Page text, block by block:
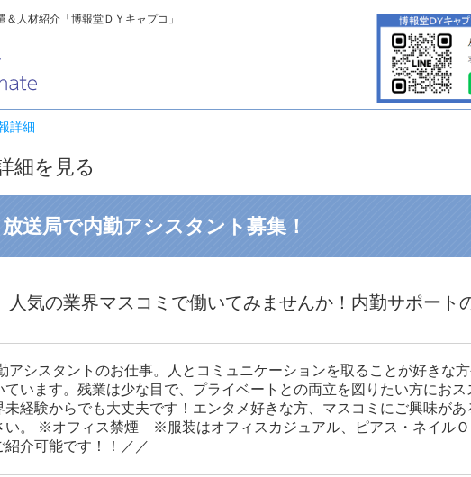
人材紹介「博報堂ＤＹキャプコ」
詳細
細を見る
送局で内勤アシスタント募集！
人気の業界マスコミで働いてみませんか！内勤サポート
アシスタントのお仕事。人とコミュニケーションを取ることが好きな
ています。残業は少な目で、プライベートとの両立を図りたい方にお
未経験からでも大丈夫です！エンタメ好きな方、マスコミにご興味が
い。 ※オフィス禁煙 ※服装はオフィスカジュアル、ピアス・ネイル
介可能です！！／／